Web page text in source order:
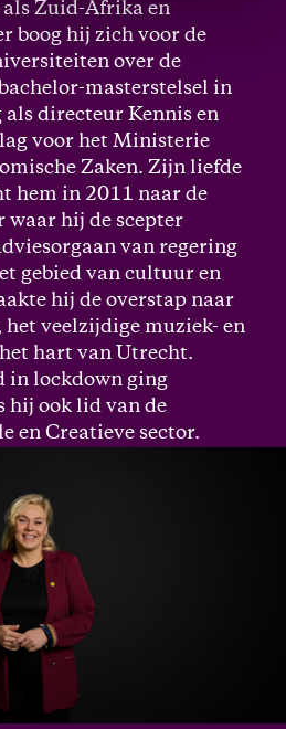
Zuid-Afrika en
boog hij zich voor de
over de
masterstelsel in
als directeur Kennis en
voor het Ministerie
Zaken. Zijn liefde
hem in 2011 naar de
waar hij de scepter
van regering
gebied van cultuur en
hij de overstap naar
veelzijdige muziek- en
hart van Utrecht.
in lockdown ging
hij ook lid van de
en Creatieve sector.